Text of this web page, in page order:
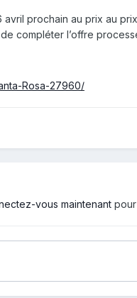
prochain au prix au
compléter l’offre
Rosa-27960/
vous maintenant